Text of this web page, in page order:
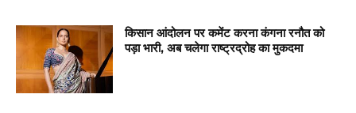
किसान आंदोलन पर कमेंट करना कंगना रनौत को
पड़ा भारी, अब चलेगा राष्ट्रद्रोह का मुकदमा